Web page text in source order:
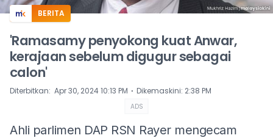
BERITA
'Ramasamy penyokong kuat Anwar,
kerajaan sebelum digugur sebagai
calon'
Diterbitkan: Apr 30, 2024 10:13 PM ⋅ Dikemaskini: 2:38 PM
ADS
Ahli parlimen DAP RSN Rayer mengecam